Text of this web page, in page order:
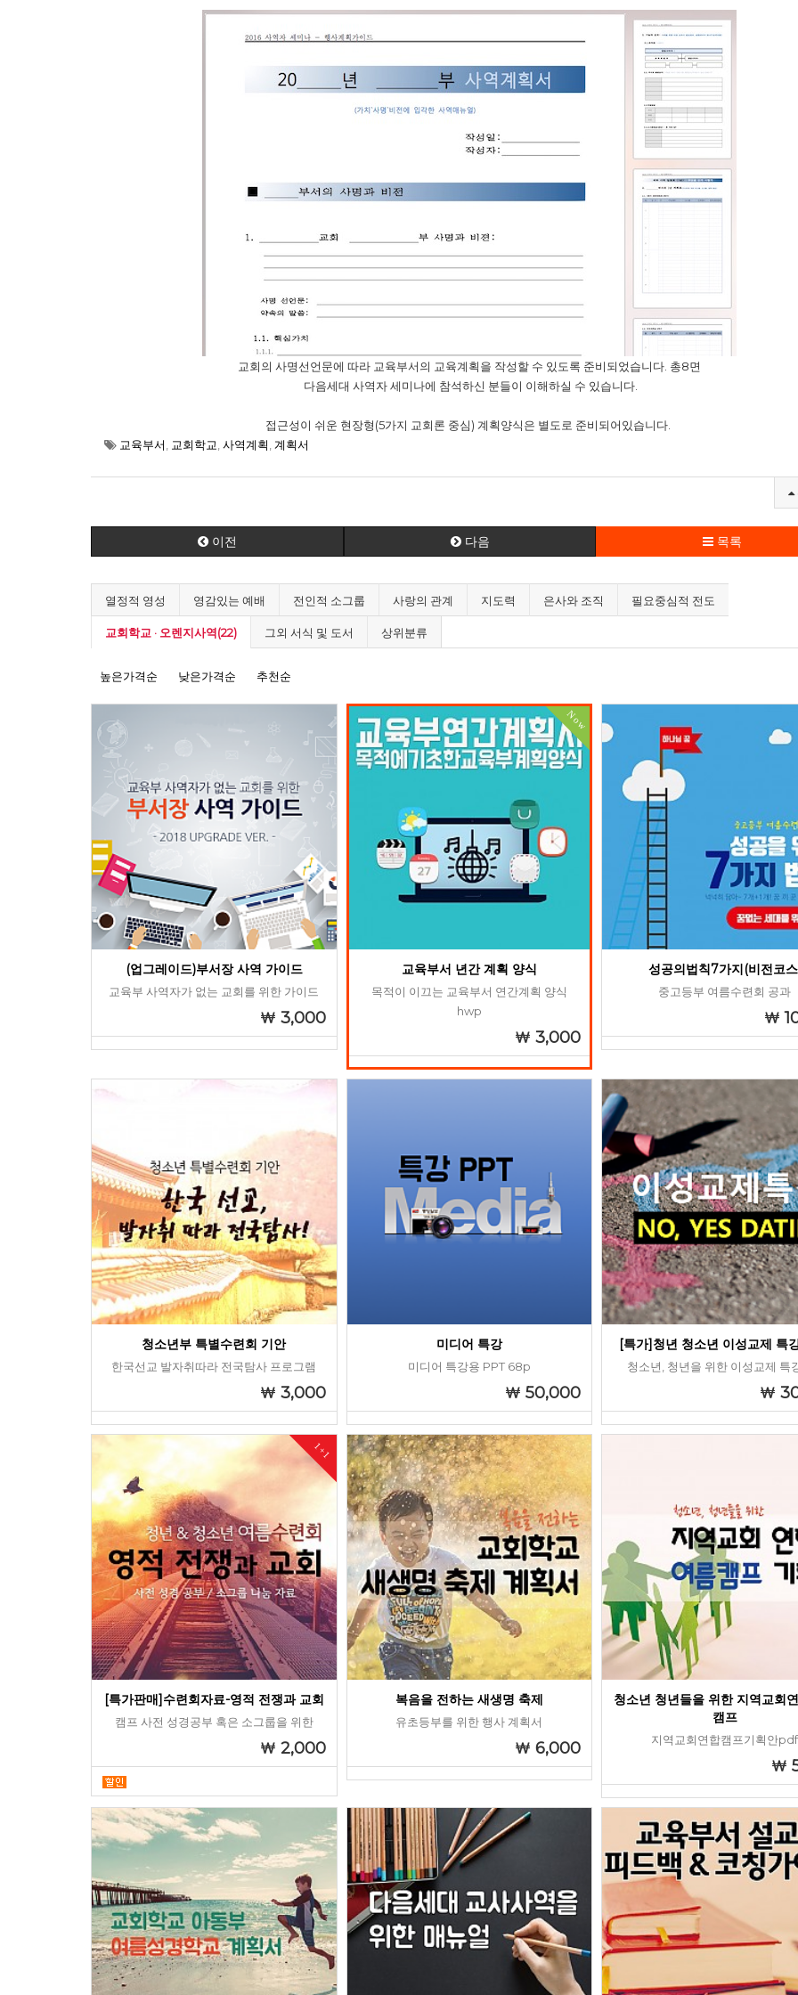
교회의 사명선언문에 따라 교육부서의 교육계획을 작성할 수 있도록 준비되었습니다. 총8면
다음세대 사역자 세미나에 참석하신 분들이 이해하실 수 있습니다.
접근성이 쉬운 현장형(5가지 교회론 중심) 계획양식은 별도로 준비되어있습니다.
교육부서
교회학교 사역계획 계획서
이전 다음 목록
열정적 영성 영감있는 예배 전인적 소그룹 사랑의 관계 지도력 은사와 조직 필요중심적 전도
교회학교 · 오렌지사역(22) 그외 서식 및 도서 상위분류
높은가격순 낮은가격순 추천순
(업그레이드)부서장 사역 가이드
교육부 사역자가 없는 교회를 위한 가이드
3,000
Now
교육부서 년간 계획 양식
목적이 이끄는 교육부서 연간계획 양식
hwp
3,000
성공의법칙7가지(비전코
중고등부 여름수련회 공과
청소년부 특별수련회 기안
한국선교 발자취따라 전국탐사 프로그램
3,000
미디어 특강
미디어 특강용 PPT 68p
50,000
[특가]청년 청소년 이성교제 특
청소년, 청년을 위한 이성교제 특
1+1
[특가판매]수련회자료-영적 전쟁과 교회
캠프 사전 성경공부 혹은 소그룹을 위한
2,000
복음을 전하는 새생명 축제
유초등부를 위한 행사 계획서
6,000
청소년 청년들을 위한 지역교회
캠프
지역교회연합캠프기획안pdf